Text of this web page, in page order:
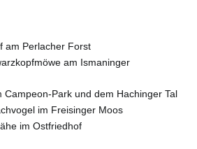
am Perlacher Forst
am Ismaninger
Campeon-Park und dem Hachinger Tal
im Freisinger Moos
im Ostfriedhof